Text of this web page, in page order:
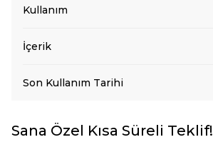
Kullanım
İçerik
Son Kullanım Tarihi
Sana Özel Kısa Süreli Teklif!